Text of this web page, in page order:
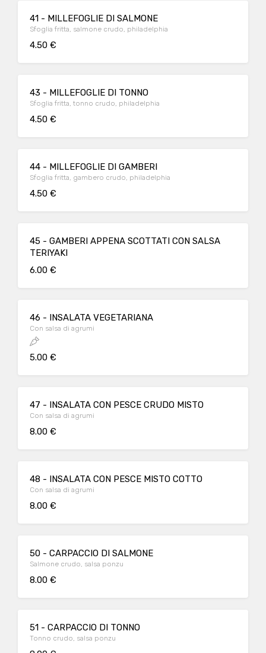
41 - MILLEFOGLIE DI SALMONE
Sfoglia fritta, salmone crudo, philadelphia
4.50 €
43 - MILLEFOGLIE DI TONNO
Sfoglia fritta, tonno crudo, philadelphia
4.50 €
44 - MILLEFOGLIE DI GAMBERI
Sfoglia fritta, gambero crudo, philadelphia
4.50 €
45 - GAMBERI APPENA SCOTTATI CON SALSA
TERIYAKI
6.00 €
46 - INSALATA VEGETARIANA
Con salsa di agrumi
5.00 €
47 - INSALATA CON PESCE CRUDO MISTO
Con salsa di agrumi
8.00 €
48 - INSALATA CON PESCE MISTO COTTO
Con salsa di agrumi
8.00 €
50 - CARPACCIO DI SALMONE
Salmone crudo, salsa ponzu
8.00 €
51 - CARPACCIO DI TONNO
Tonno crudo, salsa ponzu